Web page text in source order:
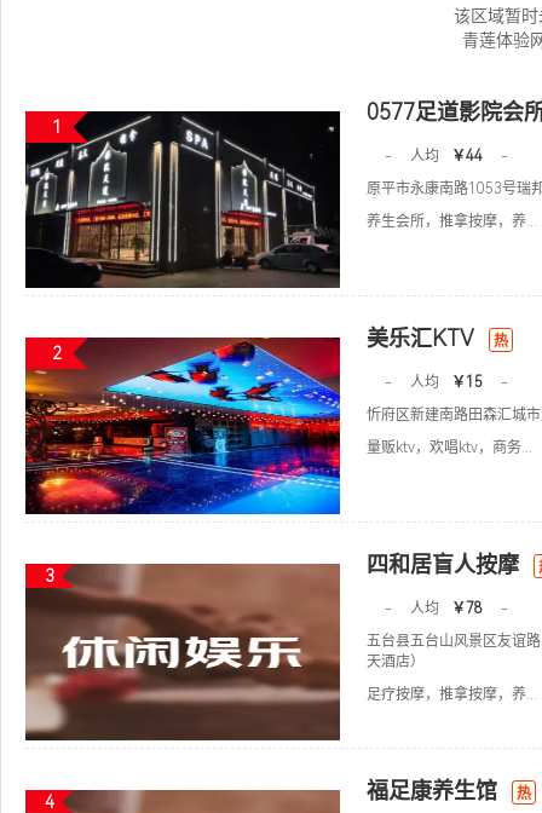
该区域暂
青莲体验
1
0577足道影院会
- 人均 ￥44
-
原平市永康南路1053号瑞
养生会所，推拿按摩，养...
2
美乐汇KTV 热
- 人均 ￥15
-
忻府区新建南路田森汇城
量贩ktv，欢唱ktv，商务...
3 四和居盲人按摩
- 人均 ￥78
-
五台县五台山风景区友谊
天酒店）
足疗按摩，推拿按摩，养...
4 福足康养生馆 热